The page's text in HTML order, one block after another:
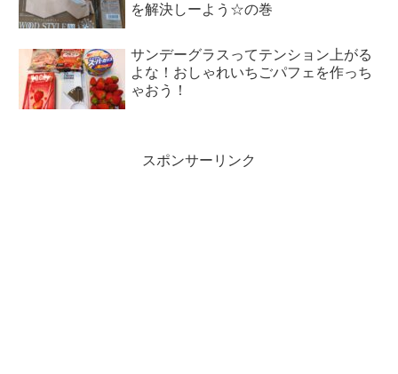
を解決しーよう☆の巻
サンデーグラスってテンション上がる
よな！おしゃれいちごパフェを作っち
ゃおう！
スポンサーリンク